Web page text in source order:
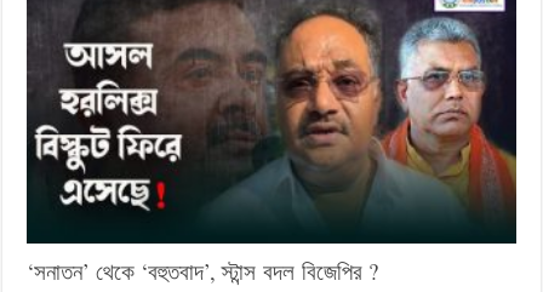
‘সনাতন’ থেকে ‘বহুতবাদ’, স্টান্স বদল বিজেপির ?